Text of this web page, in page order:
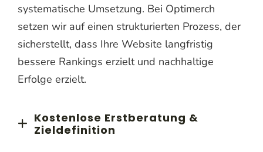
systematische Umsetzung. Bei Optimerch
setzen wir auf einen strukturierten Prozess, der
sicherstellt, dass Ihre Website langfristig
bessere Rankings erzielt und nachhaltige
Erfolge erzielt.
Kostenlose Erstberatung &
Zieldefinition